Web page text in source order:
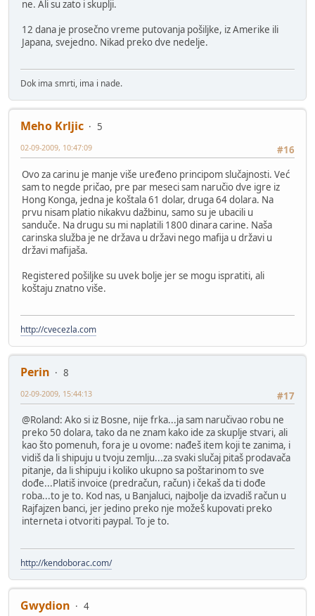
ne. Ali su zato i skuplji.
12 dana je prosečno vreme putovanja pošiljke, iz Amerike ili
Japana, svejedno. Nikad preko dve nedelje.
Dok ima smrti, ima i nade.
Meho Krljic
5
#16
02-09-2009, 10:47:09
Ovo za carinu je manje više uređeno principom slučajnosti. Već
sam to negde pričao, pre par meseci sam naručio dve igre iz
Hong Konga, jedna je koštala 61 dolar, druga 64 dolara. Na
prvu nisam platio nikakvu dažbinu, samo su je ubacili u
sanduče. Na drugu su mi naplatili 1800 dinara carine. Naša
carinska služba je ne država u državi nego mafija u državi u
državi mafijaša.
Registered pošiljke su uvek bolje jer se mogu ispratiti, ali
koštaju znatno više.
http://cvecezla.com
Perin
8
#17
02-09-2009, 15:44:13
@Roland: Ako si iz Bosne, nije frka...ja sam naručivao robu ne
preko 50 dolara, tako da ne znam kako ide za skuplje stvari, ali
kao što pomenuh, fora je u ovome: nađeš item koji te zanima, i
vidiš da li shipuju u tvoju zemlju...za svaki slučaj pitaš prodavača
pitanje, da li shipuju i koliko ukupno sa poštarinom to sve
dođe...Platiš invoice (predračun, račun) i čekaš da ti dođe
roba...to je to. Kod nas, u Banjaluci, najbolje da izvadiš račun u
Rajfajzen banci, jer jedino preko nje možeš kupovati preko
interneta i otvoriti paypal. To je to.
http://kendoborac.com/
Gwydion
4